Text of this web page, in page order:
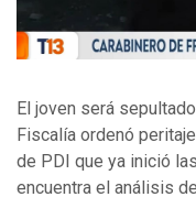
El joven será
Fiscalía ordenó
de PDI que ya inició
encuentra el análisis